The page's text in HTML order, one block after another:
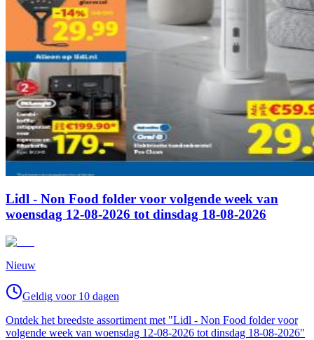
Lidl - Non Food folder voor volgende week van
woensdag 12-08-2026 tot dinsdag 18-08-2026
Nieuw
Geldig voor 10 dagen
Ontdek het breedste assortiment met "Lidl - Non Food folder voor
volgende week van woensdag 12-08-2026 tot dinsdag 18-08-2026"